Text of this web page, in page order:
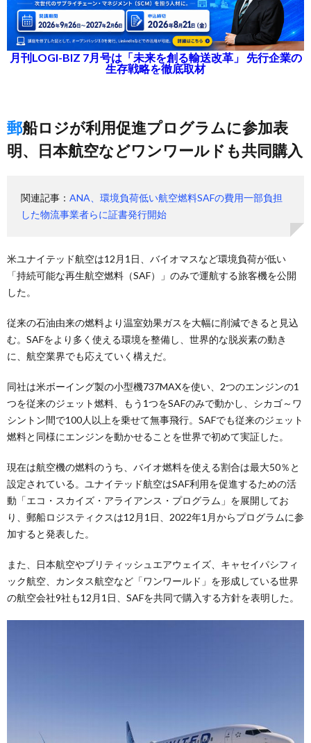
月刊LOGI-BIZ 7月号は「未来を創る輸送改革」 先行企業の
生存戦略を徹底取材
郵船ロジが利用促進プログラムに参加表
明、日本航空などワンワールドも共同購入
関連記事： ANA、環境負荷低い航空燃料SAFの費用一部負担
した物流事業者らに証書発行開始
米ユナイテッド航空は12月1日、バイオマスなど環境負荷が低い
「持続可能な再生航空燃料（SAF）」のみで運航する旅客機を公開
した。
従来の石油由来の燃料より温室効果ガスを大幅に削減できると見込
む。SAFをより多く使える環境を整備し、世界的な脱炭素の動き
に、航空業界でも応えていく構えだ。
同社は米ボーイング製の小型機737MAXを使い、2つのエンジンの1
つを従来のジェット燃料、もう1つをSAFのみで動かし、シカゴ～ワ
シントン間で100人以上を乗せて無事飛行。SAFでも従来のジェット
燃料と同様にエンジンを動かせることを世界で初めて実証した。
現在は航空機の燃料のうち、バイオ燃料を使える割合は最大50％と
設定されている。ユナイテッド航空はSAF利用を促進するための活
動「エコ・スカイズ・アライアンス・プログラム」を展開してお
り、郵船ロジスティクスは12月1日、2022年1月からプログラムに参
加すると発表した。
また、日本航空やブリティッシュエアウェイズ、キャセイパシフィ
ック航空、カンタス航空など「ワンワールド」を形成している世界
の航空会社9社も12月1日、SAFを共同で購入する方針を表明した。